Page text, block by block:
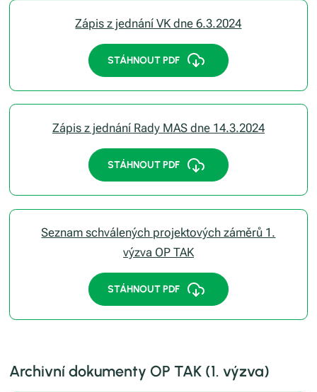
Zápis z jednání VK dne 6.3.2024
STÁHNOUT PDF
Zápis z jednání Rady MAS dne 14.3.2024
STÁHNOUT PDF
Seznam schválených projektových záměrů 1.
výzva OP TAK
STÁHNOUT PDF
Archivní dokumenty OP TAK (1. výzva)